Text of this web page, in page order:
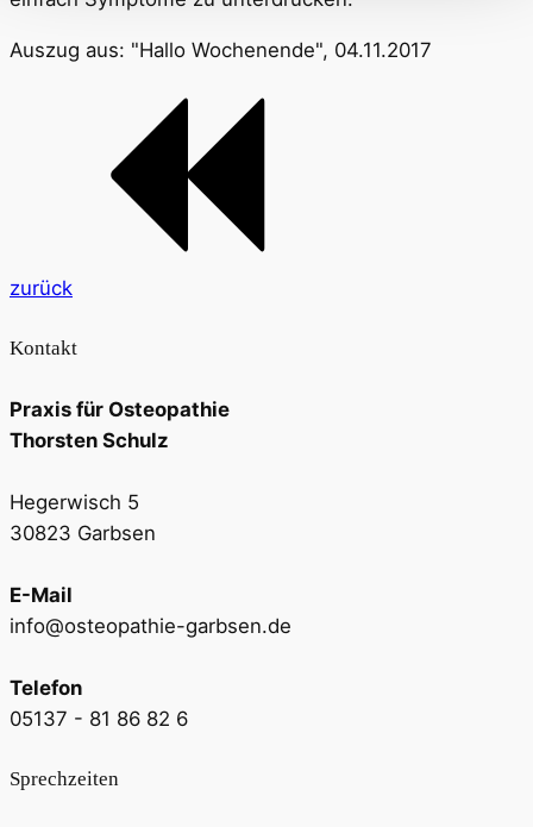
Auszug aus: "Hallo Wochenende", 04.11.2017
zurück
Kontakt
Praxis für Osteopathie
Thorsten Schulz
Hegerwisch 5
30823 Garbsen
E-Mail
info@osteopathie-garbsen.de
Telefon
05137 - 81 86 82 6
Sprechzeiten